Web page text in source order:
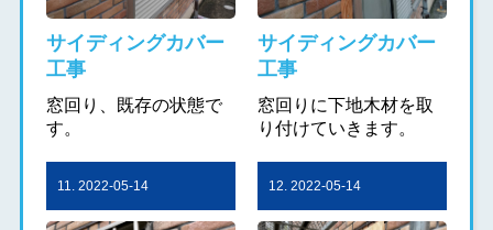
サイディングカバー
工事
窓回り、既存の状態で
す。
サイディングカバー
工事
窓回りに下地木材を取
り付けていきます。
11. 2022-05-14 12. 2022-05-14